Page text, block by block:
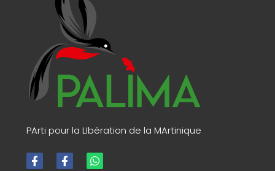
PArti pour la LIbération de la MArtinique